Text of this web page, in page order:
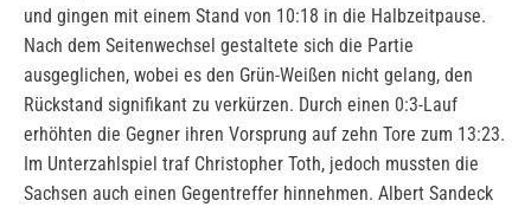
und gingen mit einem Stand von 10:18 in die Halbzeitpause.
Nach dem Seitenwechsel gestaltete sich die Partie
ausgeglichen, wobei es den Grün-Weißen nicht gelang, den
Rückstand signifikant zu verkürzen. Durch einen 0:3-Lauf
erhöhten die Gegner ihren Vorsprung auf zehn Tore zum 13:23.
Im Unterzahlspiel traf Christopher Toth, jedoch mussten die
Sachsen auch einen Gegentreffer hinnehmen. Albert Sandeck